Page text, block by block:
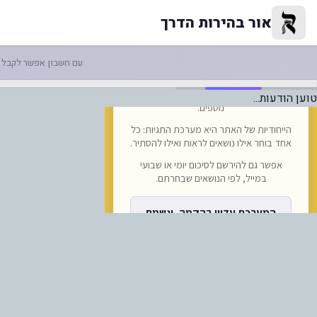
|-הצטרפות אוקראינה לאיחוד
אור בהירות הדרך
עם חשבון אפשר לקבל
טוען הודעות...